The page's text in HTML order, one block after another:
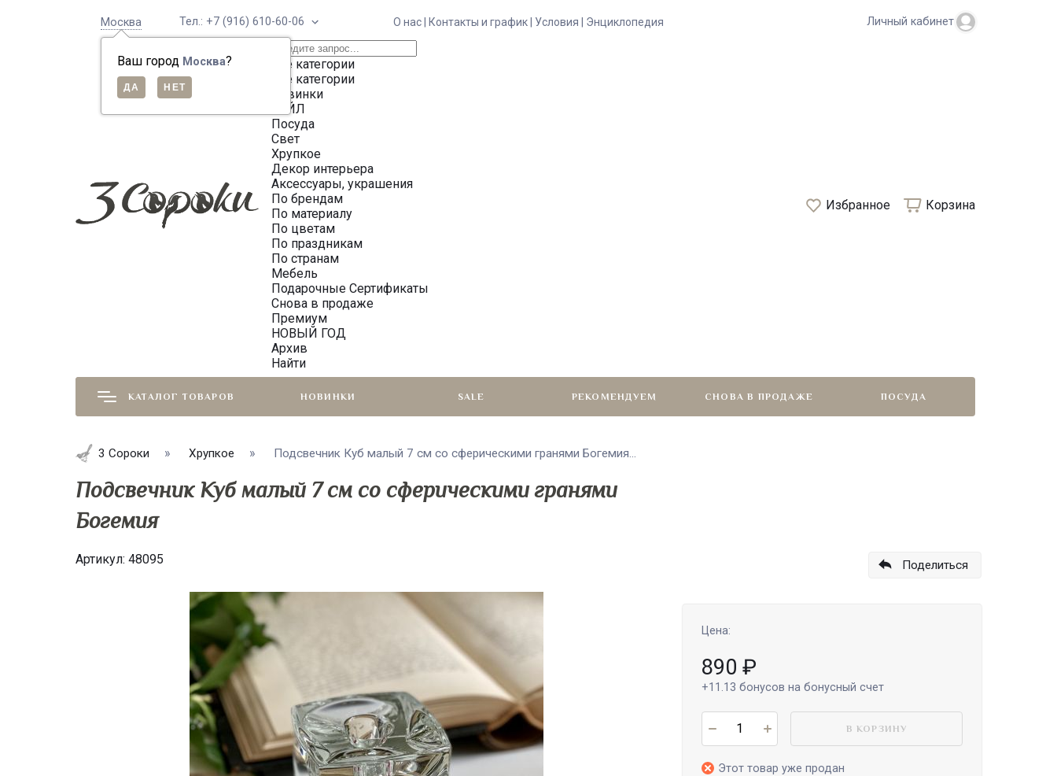
Москва
Ваш город Москва?
Тел.: +7 (916) 610-60-06 О нас | Контакты и график | Условия | Энциклопедия Личный кабинет
Все категории
Все категории
Новинки
СЕЙЛ
Посуда
Свет
Хрупкое
Декор интерьера
Аксессуары, украшения
По брендам
По материалу
По цветам
По праздникам
По странам
Мебель
Подарочные Сертификаты
Снова в продаже
Премиум
НОВЫЙ ГОД
Архив
Найти
Избранное Корзина
КАТАЛОГ ТОВАРОВ НОВИНКИ SALE РЕКОМЕНДУЕМ СНОВА В ПРОДАЖЕ ПОСУДА
3 Сороки Хрупкое Подсвечник Куб малый 7 см со сферическими гранями Богемия...
Подсвечник Куб малый 7 см со сферическими гранями
Богемия
Артикул: 48095 Поделиться
Цена:
890 ₽
+11.13 бонусов на бонусный счет
В КОРЗИНУ
Этот товар уже продан